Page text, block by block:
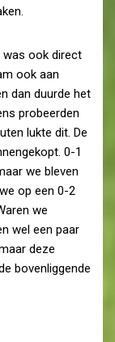
was ook direct
ook aan
dan duurde het
probeerden
lukte dit. De
0-1
we bleven
op een 0-2
we
wel een paar
deze
bovenliggende